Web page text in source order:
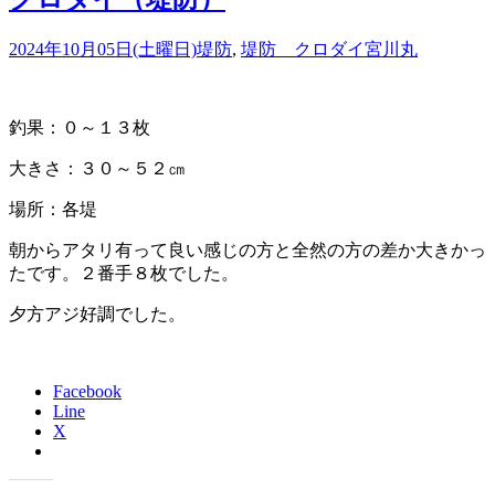
2024年10月05日(土曜日)堤防, 堤防 クロダイ宮川丸
釣果：０～１３枚
大きさ：３０～５２㎝
場所：各堤
朝からアタリ有って良い感じの方と全然の方の差か大きかっ
たです。２番手８枚でした。
夕方アジ好調でした。
Facebook
Line
X